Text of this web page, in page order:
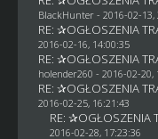
BlackHunter- 2016-02-13,
RE: ✰OGŁOSZENIA
2016-02-16, 14:00:35
RE: ✰OGŁOSZENIA
holender260 - 2016-02-20,
RE: ✰OGŁOSZENIA
2016-02-25, 16:21:43
RE: ✰OGŁOSZENIA
2016-02-28, 17:23:36